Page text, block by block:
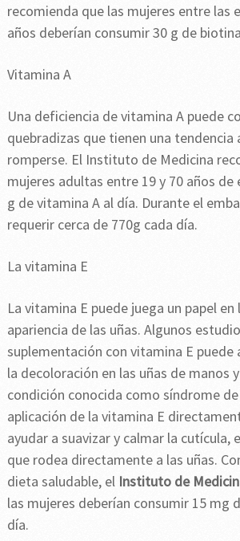
recomienda que las mujeres entre las
años deberían consumir 30 g de
Vitamina A
Una deficiencia de vitamina A puede
quebradizas que tienen una tendencia
romperse. El Instituto de Medicina
mujeres adultas entre 19 y 70 años de
g de vitamina A al día. Durante el
requerir cerca de 770g cada día.
La vitamina E
La vitamina E puede juega un papel
apariencia de las uñas. Algunos
suplementación con vitamina E puede
la decoloración en las uñas de manos
condición conocida como síndrome
aplicación de la vitamina E
ayudar a suavizar y calmar la cutícula,
que rodea directamente a las uñas.
dieta saludable, elInstituto de
las mujeres deberían consumir 15 mg
día.